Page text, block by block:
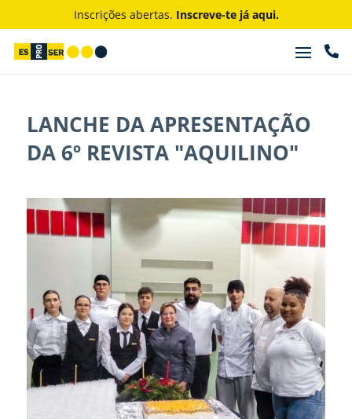
Inscrições abertas. Inscreve-te já aqui.

LANCHE DA APRESENTAÇÃO
DA 6º REVISTA "AQUILINO"